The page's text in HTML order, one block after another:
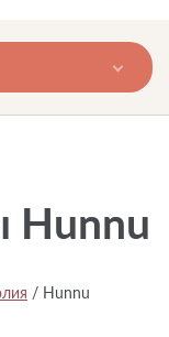
Hunnu
/ Hunnu